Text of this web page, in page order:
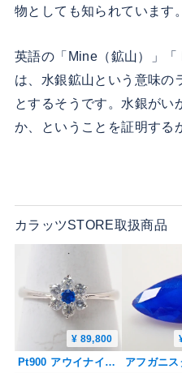
物としても知られています。
英語の「Mine（鉱山）」
は、水銀鉱山という意味の
とするそうです。水銀がい
か、ということを証明する
カラッツSTORE取扱商品
¥ 89,800
Pt900 アウイナイト 2.2mm/0.035ct・ダイヤモンド0.25ctリング 鑑別書